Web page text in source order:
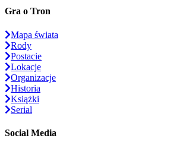
Gra o Tron
Mapa świata
Rody
Postacie
Lokacje
Organizacje
Historia
Książki
Serial
Social Media